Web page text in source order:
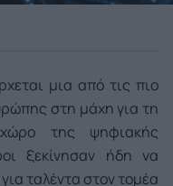
μια από τις πιο
στη μάχη για τη
της ψηφιακής
ξεκίνησαν ήδη να
ταλέντα στον τομέα